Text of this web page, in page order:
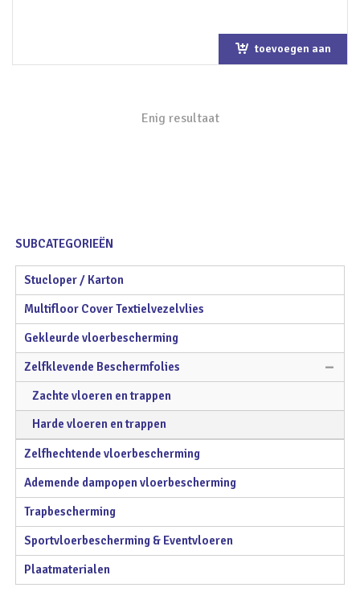
toevoegen aan
Enig resultaat
SUBCATEGORIEËN
Stucloper / Karton
Multifloor Cover Textielvezelvlies
Gekleurde vloerbescherming
Zelfklevende Beschermfolies
Zachte vloeren en trappen
Harde vloeren en trappen
Zelfhechtende vloerbescherming
Ademende dampopen vloerbescherming
Trapbescherming
Sportvloerbescherming & Eventvloeren
Plaatmaterialen